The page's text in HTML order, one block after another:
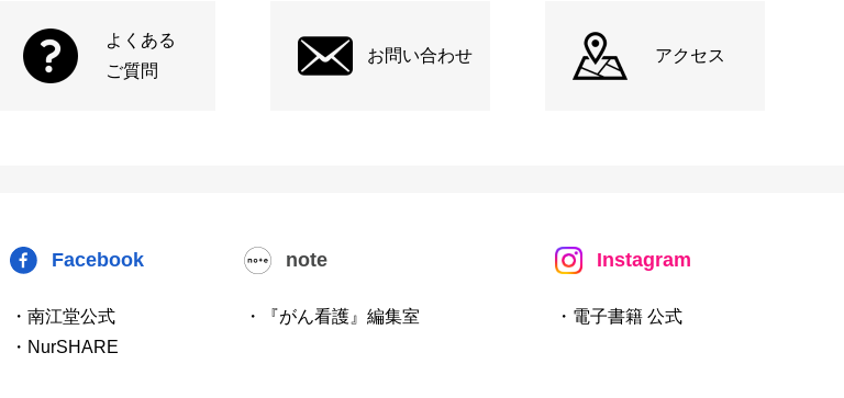
よくある
ご質問
お問い合わせ アクセス
Facebook
・南江堂公式
・NurSHARE
note
・『がん看護』編集室
Instagram
・電子書籍 公式